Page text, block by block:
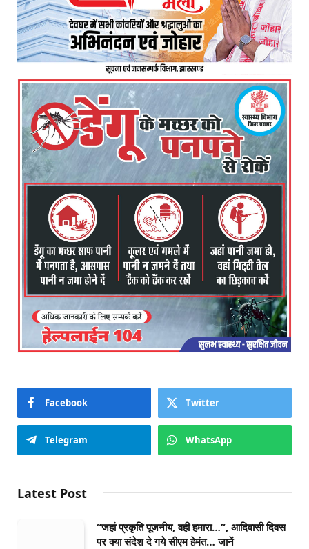
Facebook Twitter
Telegram WhatsApp
Latest Post
“जहां प्रकृति पूजनीय, वही हमारा…”, आदिवासी दिवस
पर क्या संदेश दे गये सीएम हेमंत… जानें